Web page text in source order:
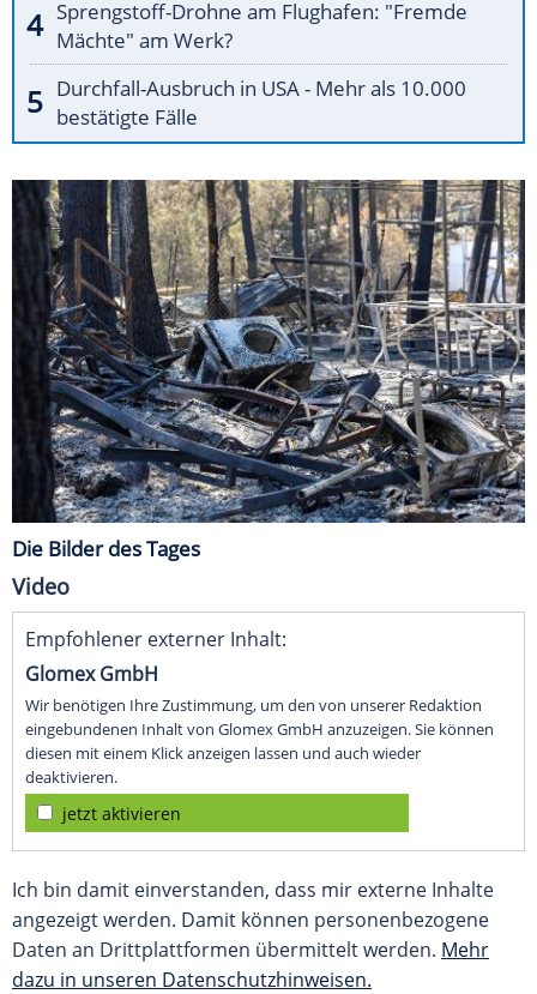
Sprengstoff-Drohne am Flughafen: "Fremde
Mächte" am Werk?
Durchfall-Ausbruch in USA - Mehr als 10.000
bestätigte Fälle
Die Bilder des Tages
Video
Empfohlener externer Inhalt:
Glomex GmbH
Wir benötigen Ihre Zustimmung, um den von unserer Redaktion
eingebundenen Inhalt von Glomex GmbH anzuzeigen. Sie können
diesen mit einem Klick anzeigen lassen und auch wieder
deaktivieren.
jetzt aktivieren
Ich bin damit einverstanden, dass mir externe Inhalte
angezeigt werden. Damit können personenbezogene
Daten an Drittplattformen übermittelt werden. Mehr
dazu in unseren Datenschutzhinweisen.